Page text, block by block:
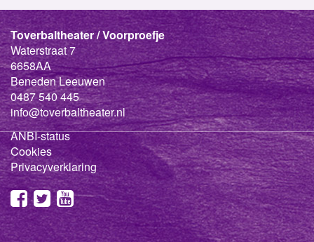
Toverbaltheater / Voorproefje
Waterstraat 7
6658AA
Beneden Leeuwen
0487 540 445
info@toverbaltheater.nl
ANBI-status
Cookies
Privacyverklaring